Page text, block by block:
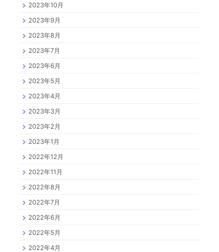
2023年10月
2023年9月
2023年8月
2023年7月
2023年6月
2023年5月
2023年4月
2023年3月
2023年2月
2023年1月
2022年12月
2022年11月
2022年8月
2022年7月
2022年6月
2022年5月
2022年4月